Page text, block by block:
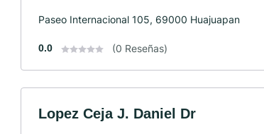
Paseo Internacional 105, 69000 Huajuapan
0.0 (0 Reseñas)
Lopez Ceja J. Daniel Dr